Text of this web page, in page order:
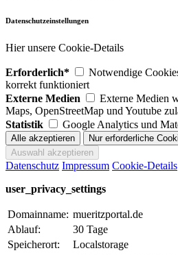
Datenschutzeinstellungen
Hier unsere Cookie-Details
Erforderlich*
Notwendige
korrekt funktioniert
Externe Medien
Externe Medien
Maps, OpenStreetMap und Youtube
Statistik
Google Analytics und
Datenschutz Impressum Cookie-Details
user_privacy_settings
Domainname: mueritzportal.de
Ablauf:
30 Tage
Speicherort:
Localstorage